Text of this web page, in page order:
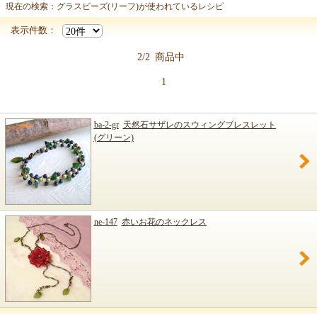
グラスビーズ(リーフ)
現在の検索：グラスビーズ(リーフ)が使われているレシピ
表示件数：
2/2 商品中
1
ba-2-gr 天然石サザレのスウィングブレスレット
(グリーン)
ne-147 赤いお花のネックレス